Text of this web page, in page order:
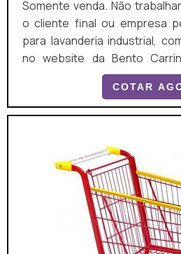
Somente venda. Não
o cliente final ou empresa
para lavanderia industrial,
no website da Bento
orçamento por meio da
das indústrias e conhecendo
aquisição é mais segura. É importante lembrar que o
especializadas. Esse tipo
garantir a...
COTAR